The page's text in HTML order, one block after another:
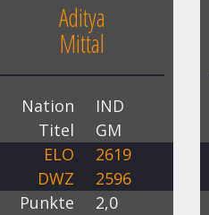
Aditya
Mittal
Nation
IND
Titel
GM
ELO
2619
DWZ
2596
Punkte
2,0